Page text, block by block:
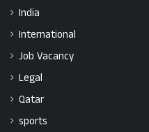
India
International
Job Vacancy
Legal
Qatar
sports